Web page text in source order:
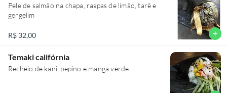
Pele de salmão na chapa, raspas de limão, tarê e
gergelim
R$ 32,00 add
Temaki califórnia
Recheio de kani, pepino e manga verde